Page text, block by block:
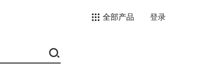
全部产品 登录